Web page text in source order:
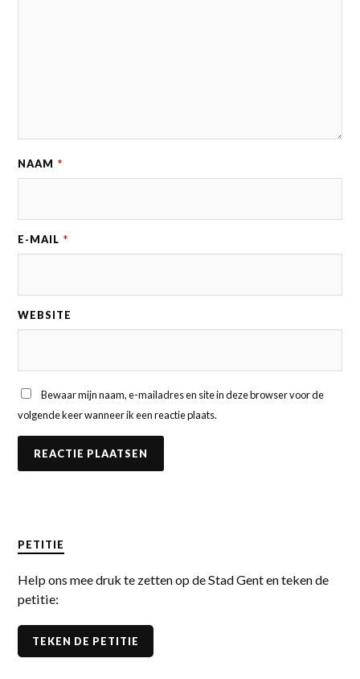
NAAM *
E-MAIL *
WEBSITE
Bewaar mijn naam, e-mailadres en site in deze browser voor de
volgende keer wanneer ik een reactie plaats.
PETITIE
Help ons mee druk te zetten op de Stad Gent en teken de
petitie:
TEKEN DE PETITIE